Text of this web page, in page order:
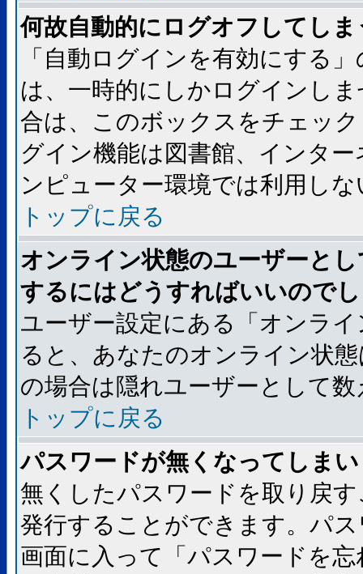
何故自動的にログオフしてし
「自動ログインを有効にする
は、一時的にしかログインし
合は、このボックスをチェッ
グイン機能は図書館、インタ
ンピューター環境では利用し
トップに戻る
オンライン状態のユーザーと
するにはどうすればいいので
ユーザー設定にある「オンラ
ると、あなたのオンライン状
の場合は隠れユーザーとして
トップに戻る
パスワードが無くなってしま
無くしたパスワードを取り戻
発行することができます。パ
画面に入って「パスワードを